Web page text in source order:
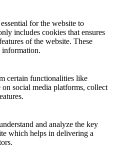
for the website to
includes cookies that ensures
of the website. These
information.
certain functionalities like
social media platforms, collect
and analyze the key
which helps in delivering a